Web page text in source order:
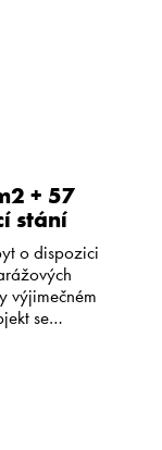
stání
o dispozici
výjimečném
se